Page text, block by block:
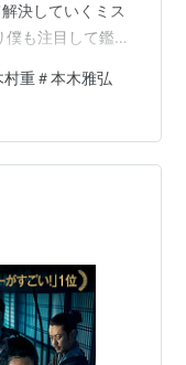
決していくミス
も注目して鑑賞
映画では黒田官
しました。 荒木
や有力な逃亡説
抱きながらも、
れています。ま
茶人とな…
重＃本木雅弘